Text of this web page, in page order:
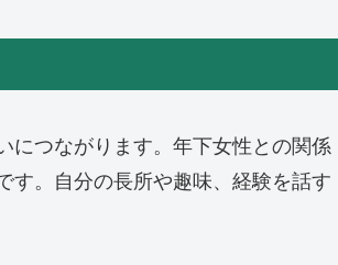
につながります。年下女性との関係
す。自分の長所や趣味、経験を話す